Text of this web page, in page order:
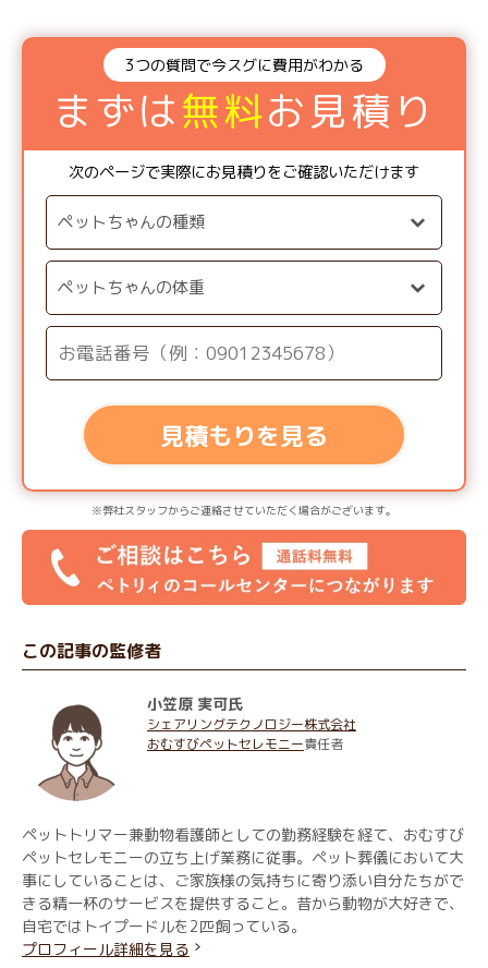
3つの質問で今スグに費用がわかる
まずは無料お見積り
次のページで実際にお見積りをご確認いただけます
見積もりを見る
※弊社スタッフからご連絡させていただく場合がございます。
この記事の監修者
小笠原 実可氏
シェアリングテクノロジー株式会社
おむすびペットセレモニー責任者
ペットトリマー兼動物看護師としての勤務経験を経て、おむすび
ペットセレモニーの立ち上げ業務に従事。ペット葬儀において大
事にしていることは、ご家族様の気持ちに寄り添い自分たちがで
きる精一杯のサービスを提供すること。昔から動物が大好きで、
自宅ではトイプードルを2匹飼っている。
プロフィール詳細を見る